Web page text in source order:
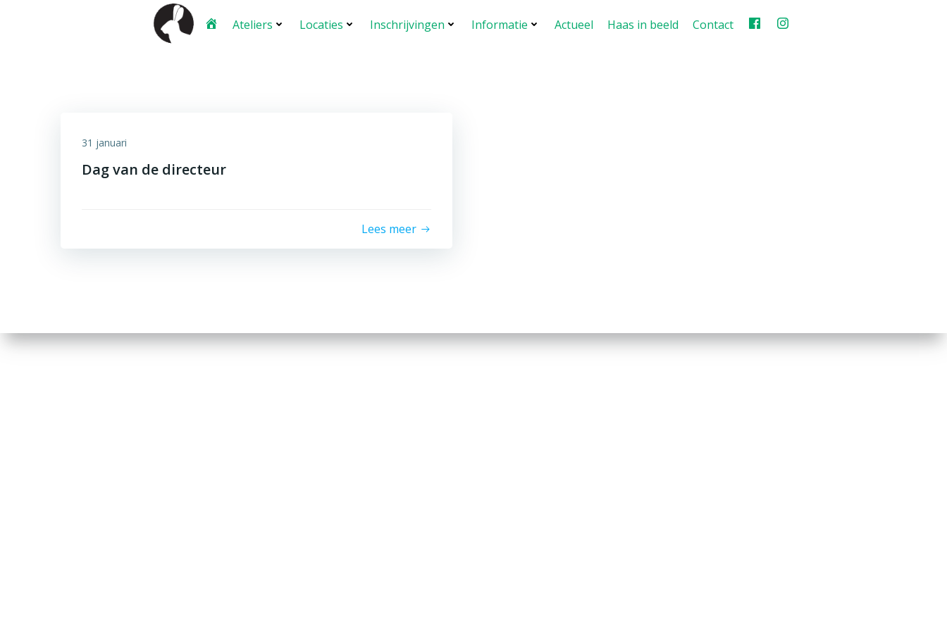
Ateliers Locaties Inschrijvingen Informatie Actueel Haas in beeld Contact
31 januari
Dag van de directeur
Lees meer